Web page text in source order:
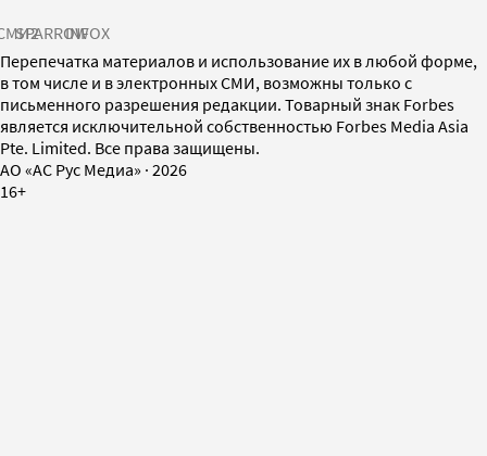
SPARROWINFOX
Перепечатка материалов и использование их в любой форме,
в том числе и в электронных СМИ, возможны только с
письменного разрешения редакции. Товарный знак Forbes
является исключительной собственностью Forbes Media Asia
Pte. Limited. Все права защищены.
AO «АС Рус Медиа» · 2026
16+